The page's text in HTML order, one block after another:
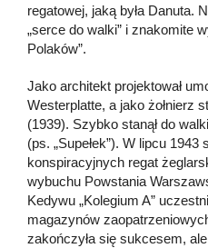
regatowej, jaką była Danuta.
„serce do walki” i znakomite
Polaków”.
Jako architekt projektował
Westerplatte, a jako żołnierz
(1939). Szybko stanął do
(ps. „Supełek”). W lipcu 1943
konspiracyjnych regat
wybuchu Powstania
Kedywu „Kolegium A”
magazynów
zakończyła się sukcesem,